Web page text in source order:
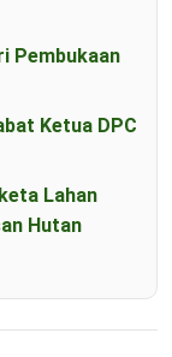
Pembukaan
Ketua DPC
Lahan
Hutan